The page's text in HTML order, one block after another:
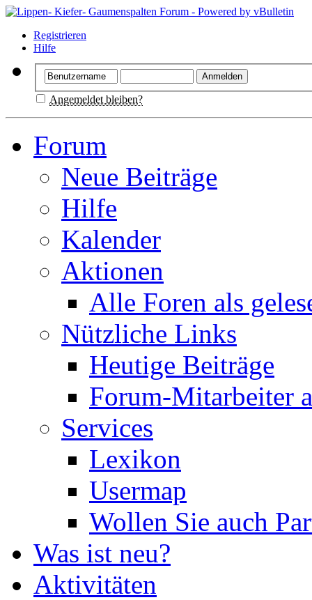
Registrieren
Hilfe
Angemeldet bleiben?
Forum
Neue Beiträge
Hilfe
Kalender
Aktionen
Alle Foren als
Nützliche Links
Heutige Beiträge
Forum-Mitarbeiter
Services
Lexikon
Usermap
Wollen Sie auch
Was ist neu?
Aktivitäten